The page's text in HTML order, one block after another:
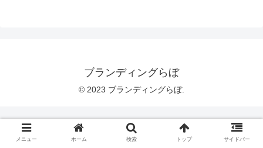
ブランディングらぼ
© 2023 ブランディングらぼ.
メニュー ホーム 検索 トップ サイドバー